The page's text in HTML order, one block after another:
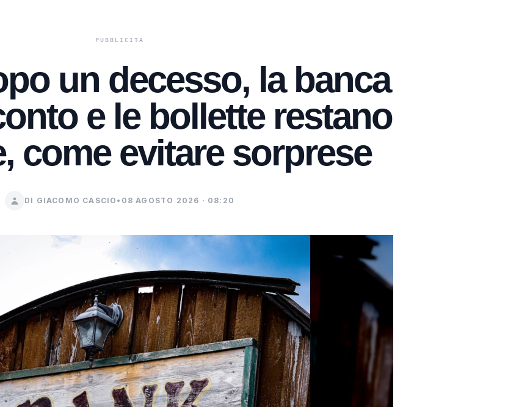
un decesso, la banca
e le bollette restano
come evitare sorprese
DI GIACOMO CASCIO • 08 AGOSTO 2026 · 08:20